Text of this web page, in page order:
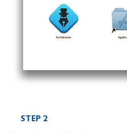
STEP 2